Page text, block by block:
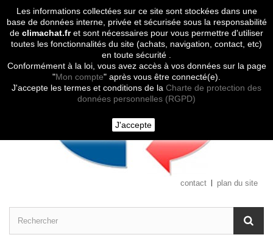
Les informations collectées sur ce site sont stockées dans une
base de données interne, privée et sécurisée sous la responsabilité
de climachat.fret sont nécessaires pour vous permettre d'utiliser
toutes les fonctionnalités du site (achats, navigation, contact, etc)
en toute sécurité .
Conformément à la loi, vous avez accès à vos données sur la page
"Mon compte" après vous être connecté(e).
J'accepte les termes et conditions de la Charte de protection des
données personnelles (RGPD)
J'accepte
Contactez-nous
contact plan du site